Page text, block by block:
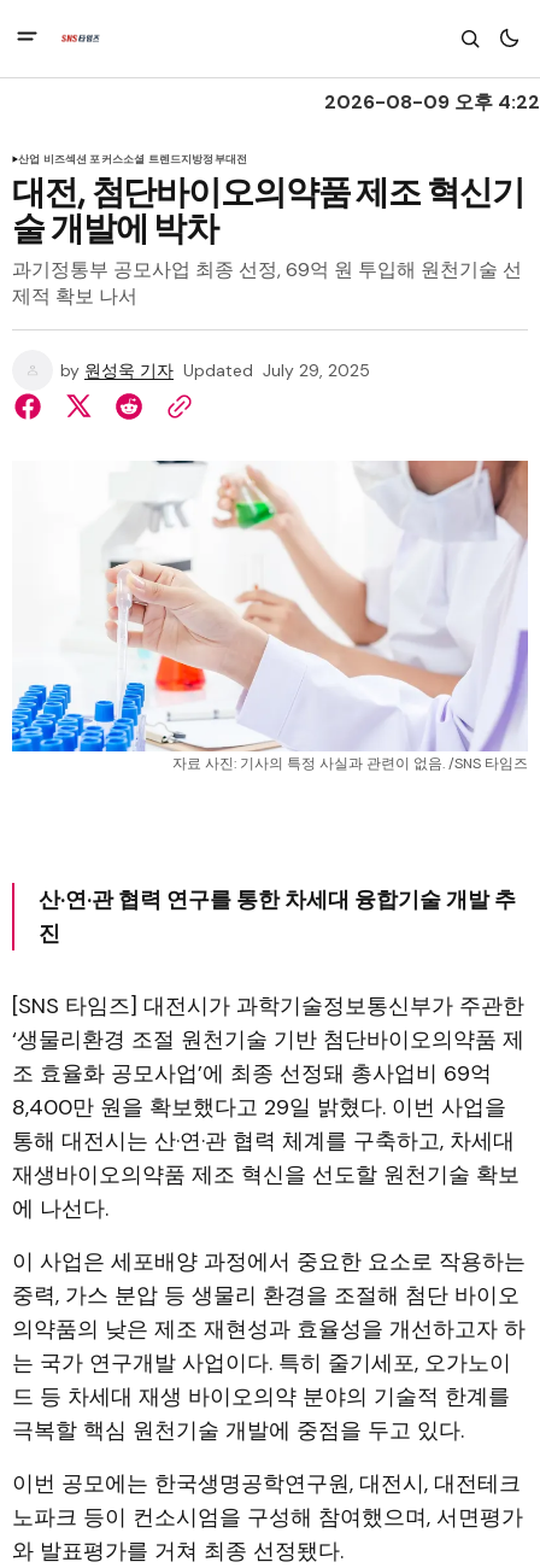
2026-08-09 오후 4:22
산업 비즈섹션 포커스소셜 트렌드지방정부대전
대전, 첨단바이오의약품 제조 혁신기
술 개발에 박차
과기정통부 공모사업 최종 선정, 69억 원 투입해 원천기술 선
제적 확보 나서
by 원성욱 기자 Updated July 29, 2025
자료 사진: 기사의 특정 사실과 관련이 없음. /SNS 타임즈
산·연·관 협력 연구를 통한 차세대 융합기술 개발 추
진
[SNS 타임즈] 대전시가 과학기술정보통신부가 주관한
‘생물리환경 조절 원천기술 기반 첨단바이오의약품 제
조 효율화 공모사업’에 최종 선정돼 총사업비 69억
8,400만 원을 확보했다고 29일 밝혔다. 이번 사업을
통해 대전시는 산·연·관 협력 체계를 구축하고, 차세대
재생바이오의약품 제조 혁신을 선도할 원천기술 확보
에 나선다.
이 사업은 세포배양 과정에서 중요한 요소로 작용하는
중력, 가스 분압 등 생물리 환경을 조절해 첨단 바이오
의약품의 낮은 제조 재현성과 효율성을 개선하고자 하
는 국가 연구개발 사업이다. 특히 줄기세포, 오가노이
드 등 차세대 재생 바이오의약 분야의 기술적 한계를
극복할 핵심 원천기술 개발에 중점을 두고 있다.
이번 공모에는 한국생명공학연구원, 대전시, 대전테크
노파크 등이 컨소시엄을 구성해 참여했으며, 서면평가
와 발표평가를 거쳐 최종 선정됐다.